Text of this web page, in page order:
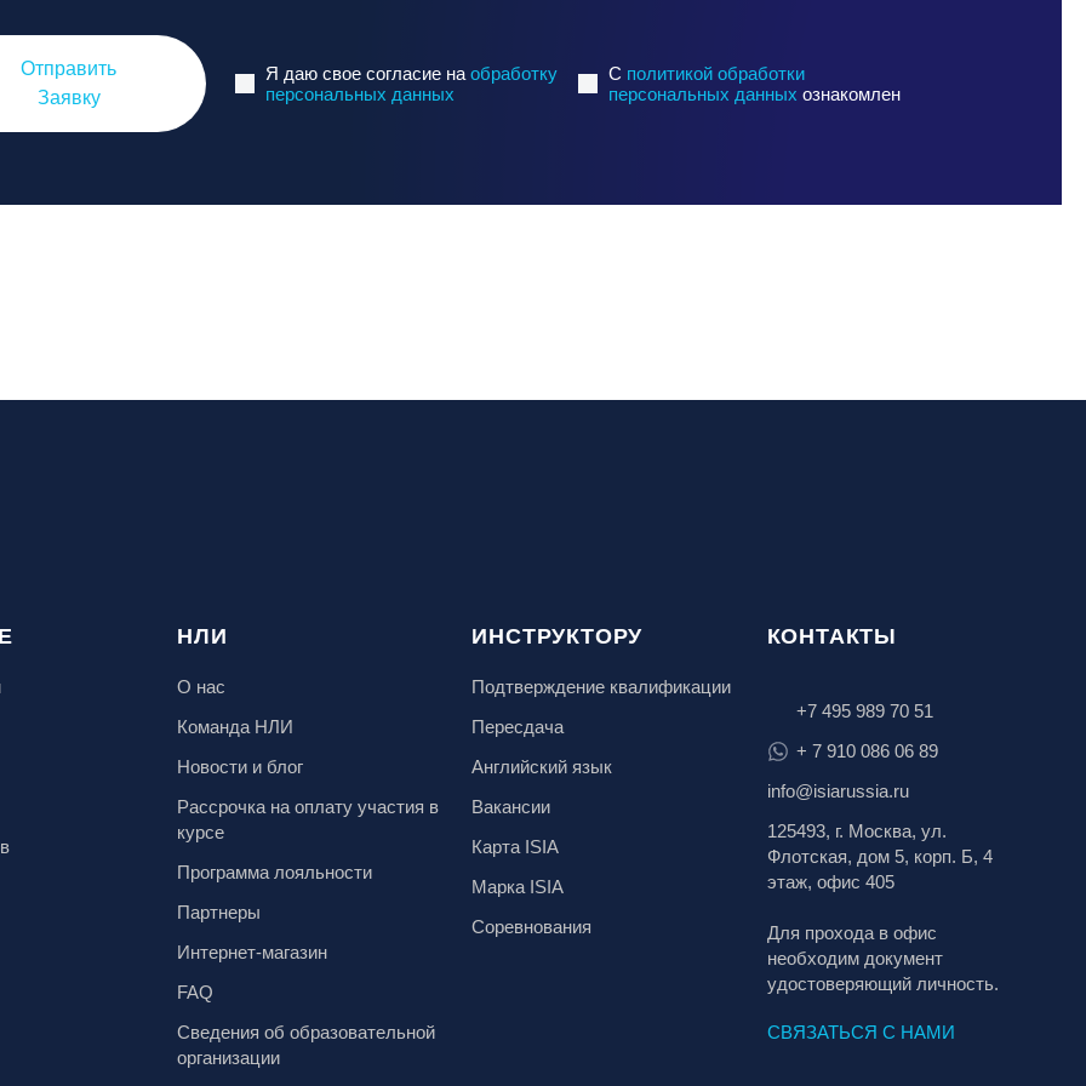
Отправить
Заявку
Я даю свое согласие наобработку
персональных данных
C политикой обработки
персональных данных ознакомлен
НЛИ
О нас
Команда НЛИ
Новости и блог
Рассрочка на оплату участия в
курсе
Программа лояльности
Партнеры
Интернет-магазин
FAQ
Сведения об образовательной
организации
ИНСТРУКТОРУ
Подтверждение квалификации
Пересдача
Английский язык
Вакансии
Карта ISIA
Марка ISIA
Соревнования
КОНТАКТЫ
+7 495 989 70 51
+ 7 910 086 06 89
info@isiarussia.ru
125493, г. Москва, ул.
Флотская, дом 5, корп. Б, 4
этаж, офис 405
Для прохода в офис
необходим документ
удостоверяющий личность.
СВЯЗАТЬСЯ С НАМИ